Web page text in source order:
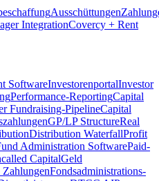
Ausschüttungen
IntegrationCovercy + Rent
SoftwareInvestorenportalInvestor
Performance-ReportingCapital
Fundraising-PipelineCapital
GP/LP StructureReal
Distribution WaterfallProfit
Administration SoftwarePaid-
CapitalGeld
ZahlungenFondsadministrations-